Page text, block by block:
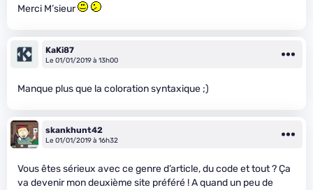
Merci M’sieur
KaKi87
Le 01/01/2019 à 13h00
Manque plus que la coloration syntaxique ;)
skankhunt42
Le 01/01/2019 à 16h32
Vous êtes sérieux avec ce genre d’article, du code et tout ? Ça
va devenir mon deuxième site préféré ! A quand un peu de